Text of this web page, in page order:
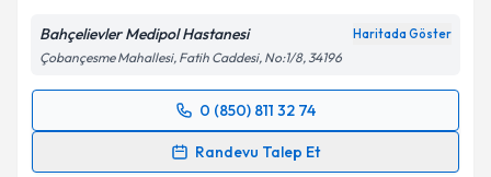
Bahçelievler Medipol Hastanesi Haritada Göster
Çobançesme Mahallesi, Fatih Caddesi, No:1/8, 34196
0 (850) 811 32 74
Randevu Talep Et
Randevu Takvimi Talebi